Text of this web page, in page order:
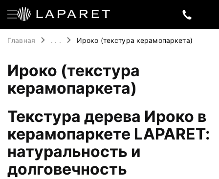
Главная . . . Ироко (текстура керамопаркета)
Ироко (текстура
керамопаркета)
Текстура дерева Ироко в
керамопаркете LAPARET:
натуральность и
долговечность